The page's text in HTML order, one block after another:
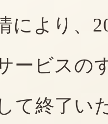
により、
ービスの
て終了い